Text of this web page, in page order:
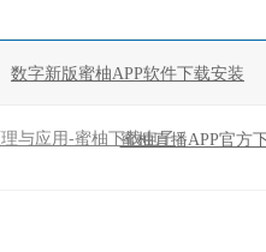
数字新版蜜柚APP软件下载安装
蜜柚直播APP官方
与应用-蜜柚下载电子